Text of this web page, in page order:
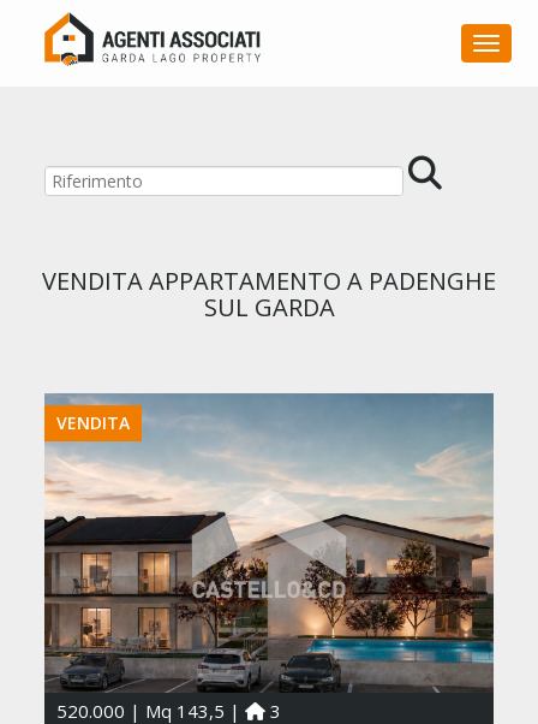
VENDITA APPARTAMENTO A PADENGHE
SUL GARDA
VENDITA
520.000 | Mq 143,5 | 3